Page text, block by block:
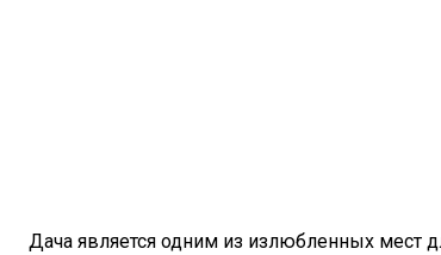
Дача является одним из излюбленных мест